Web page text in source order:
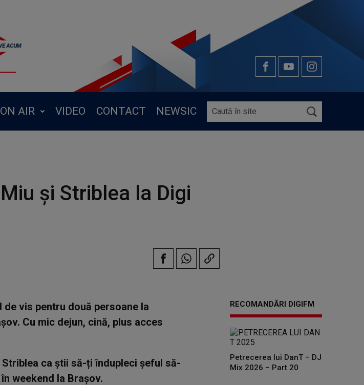
ON AIR VIDEO CONTACT NEWSIC
și Striblea la Digi
vis pentru două persoane la
Cu mic dejun, cină, plus acces
ca știi să-ți îndupleci șeful să-
weekend la Brașov.
RECOMANDĂRI DIGIFM
Petrecerea lui DanT – DJ
Mix 2026 – Part 20